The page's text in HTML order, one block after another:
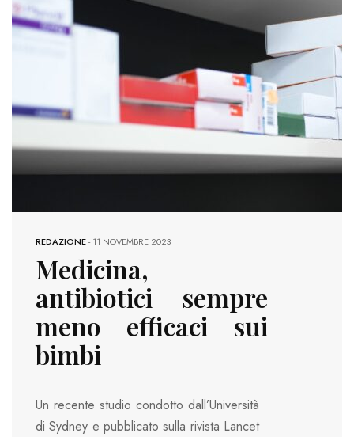
REDAZIONE-11 NOVEMBRE 2023
Medicina,
antibiotici sempre
meno efficaci sui
bimbi
Un recente studio condotto dall’Università
di Sydney e pubblicato sulla rivista Lancet